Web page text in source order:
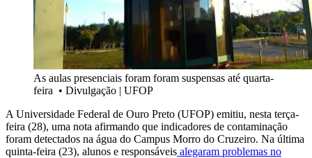
As aulas presenciais foram foram suspensas até quarta-
feira • Divulgação | UFOP
A Universidade Federal de Ouro Preto (UFOP) emitiu, nesta terça-
feira (28), uma nota afirmando que indicadores de contaminação
foram detectados na água do Campus Morro do Cruzeiro. Na última
quinta-feira (23), alunos e responsáveis alegaram problemas no